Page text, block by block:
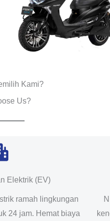
Kami?
Us?
Elektrik (EV)
ramah lingkungan
24 jam. Hemat biaya